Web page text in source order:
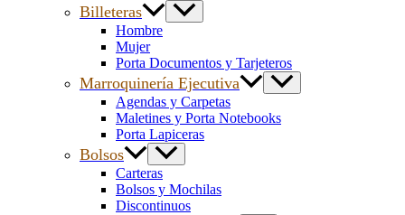
Billeteras
Hombre
Mujer
Porta Documentos y Tarjeteros
Marroquinería Ejecutiva
Agendas y Carpetas
Maletines y Porta Notebooks
Porta Lapiceras
Bolsos
Carteras
Bolsos y Mochilas
Discontinuos